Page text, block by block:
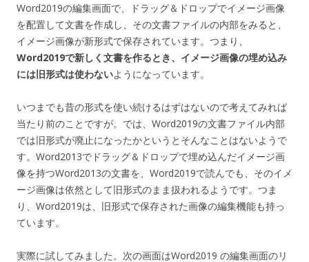
Word2019の編集画面で、ドラッグ＆ドロップでイメージ画像
を配置して文書を作成し、その文書ファイルの内部をみると、
イメージ画像が新形式で保存されています。つまり、
Word2019で新しく文書を作るとき、イメージ画像の埋め込み
には旧形式は使わないようになっています。
いつまでも昔の形式を使い続けるはずはないので考えてみれば
当たり前のことですが。では、Word2019の文書ファイル内部
では旧形式が廃止になったかというとそんなことはないようで
す。Word2013でドラッグ＆ドロップで埋め込んだイメージ画
像を持つWord2013の文書を、Word2019で読んでも、そのイメ
ージ画像は依然として旧形式のまま扱われるようです。つま
り、Word2019は、旧形式で保存された画像の編集機能も持っ
ています。
実際に試してみました。次の画面はWord2019 の編集画面のリ